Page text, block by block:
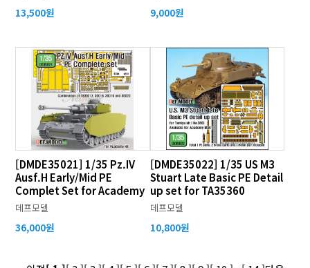
13,500원 9,000원
[DMDE35021] 1/35 Pz.IV
Ausf.H Early/Mid PE
Complet Set for Academy
데프모델
36,000원
[DMDE35022] 1/35 US M3
Stuart Late Basic PE Detail
up set for TA35360
데프모델
10,800원